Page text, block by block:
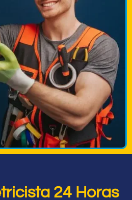
24 Horas